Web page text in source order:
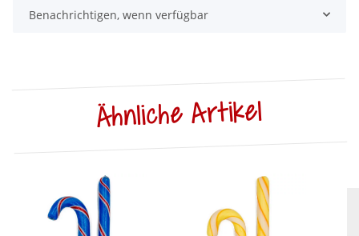
Benachrichtigen, wenn verfügbar
Ähnliche Artikel